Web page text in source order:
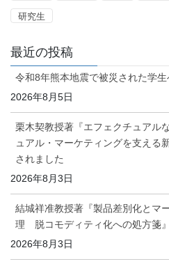
研究生
最近の投稿
令和8年熊本地震で被災された学
2026年8月5日
栗木契教授著『エフェクチュアル
ュアル・マーケティングを支える
されました
2026年8月3日
結城祥准教授著『製品差別化とマ
理 脱コモディティ化への処方箋
2026年8月3日